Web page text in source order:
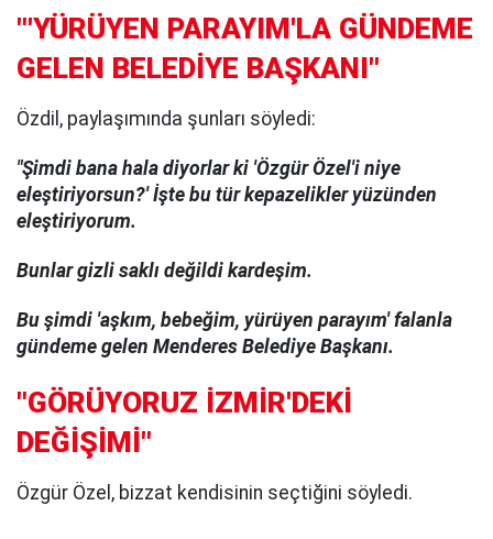
"'YÜRÜYEN PARAYIM'LA GÜNDEME
GELEN BELEDİYE BAŞKANI"
Özdil, paylaşımında şunları söyledi:
"Şimdi bana hala diyorlar ki 'Özgür Özel'i niye
eleştiriyorsun?' İşte bu tür kepazelikler yüzünden
eleştiriyorum.
Bunlar gizli saklı değildi kardeşim.
Bu şimdi 'aşkım, bebeğim, yürüyen parayım' falanla
gündeme gelen Menderes Belediye Başkanı.
"GÖRÜYORUZ İZMİR'DEKİ
DEĞİŞİMİ"
Özgür Özel, bizzat kendisinin seçtiğini söyledi.